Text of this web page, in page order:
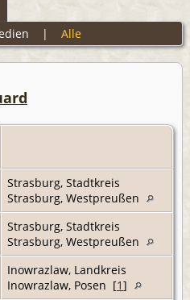
| Alle
Strasburg, Stadtkreis
Strasburg, Westpreußen
Strasburg, Stadtkreis
Strasburg, Westpreußen
Inowrazlaw, Landkreis
Inowrazlaw, Posen [1]